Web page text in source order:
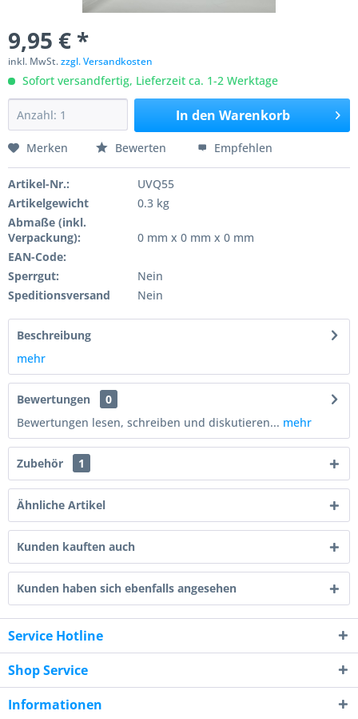
9,95 € *
inkl. MwSt.zzgl. Versandkosten
Sofort versandfertig, Lieferzeit ca. 1-2 Werktage
In den Warenkorb
Merken Bewerten Empfehlen
Artikel-Nr.:
UVQ55
Artikelgewicht
0.3 kg
Abmaße (inkl.
Verpackung):
0 mm x 0 mm x 0 mm
EAN-Code:
Sperrgut:
Nein
Speditionsversand
Nein
Beschreibung
mehr
Bewertungen
0
Bewertungen lesen, schreiben und diskutieren... mehr
Zubehör 1
Ähnliche Artikel
Kunden kauften auch
Kunden haben sich ebenfalls angesehen
Service Hotline
Shop Service
Informationen